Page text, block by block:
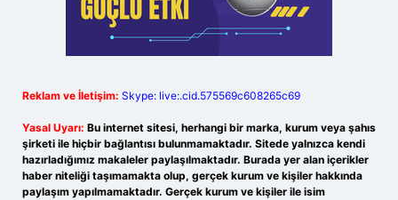
Reklam ve İletişim: Skype: live:.cid.575569c608265c69
Yasal Uyarı: Bu internet sitesi, herhangi bir marka, kurum veya şahıs
şirketi ile hiçbir bağlantısı bulunmamaktadır. Sitede yalnızca kendi
hazırladığımız makaleler paylaşılmaktadır. Burada yer alan içerikler
haber niteliği taşımamakta olup, gerçek kurum ve kişiler hakkında
paylaşım yapılmamaktadır. Gerçek kurum ve kişiler ile isim